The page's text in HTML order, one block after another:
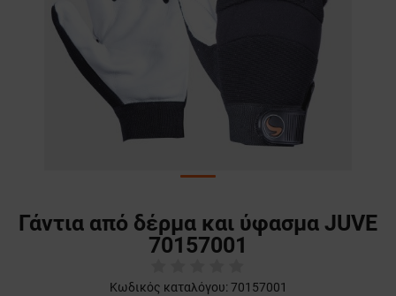
Γάντια από δέρμα και ύφασμα JUVE
70157001
Κωδικός καταλόγου: 70157001